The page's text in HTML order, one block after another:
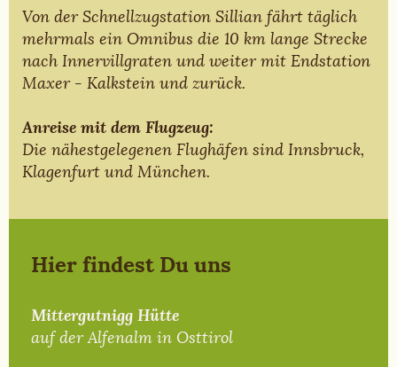
Von der Schnellzugstation Sillian fährt täglich
mehrmals ein Omnibus die 10 km lange Strecke
nach Innervillgraten und weiter mit Endstation
Maxer - Kalkstein und zurück.
Anreise mit dem Flugzeug:
Die nähestgelegenen Flughäfen sind Innsbruck,
Klagenfurt und München.
Hier findest Du uns
Mittergutnigg Hütte
auf der Alfenalm in Osttirol